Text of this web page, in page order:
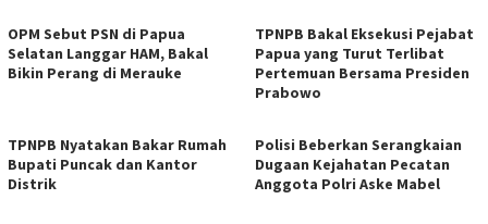
OPM Sebut PSN di Papua
Selatan Langgar HAM, Bakal
Bikin Perang di Merauke
TPNPB Bakal Eksekusi Pejabat
Papua yang Turut Terlibat
Pertemuan Bersama Presiden
Prabowo
TPNPB Nyatakan Bakar Rumah
Bupati Puncak dan Kantor
Distrik
Polisi Beberkan Serangkaian
Dugaan Kejahatan Pecatan
Anggota Polri Aske Mabel